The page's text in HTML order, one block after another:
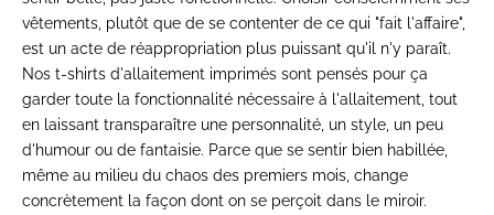
vêtements, plutôt que de se contenter de ce qui "fait l'affaire",
est un acte de réappropriation plus puissant qu'il n'y paraît.
Nos t-shirts d'allaitement imprimés sont pensés pour ça
garder toute la fonctionnalité nécessaire à l'allaitement, tout
en laissant transparaître une personnalité, un style, un peu
d'humour ou de fantaisie. Parce que se sentir bien habillée,
même au milieu du chaos des premiers mois, change
concrètement la façon dont on se perçoit dans le miroir.